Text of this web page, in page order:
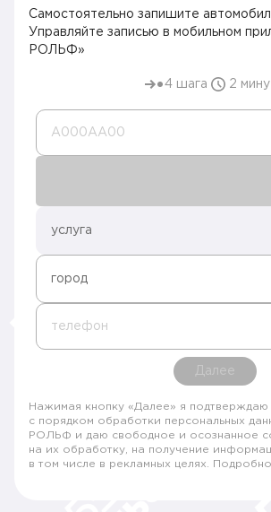
Самостоятельно запишите
Управляйте записью в мобильном
РОЛЬФ»
4 шага 2
А000AA00
услуга
город
телефон
Далее
Нажимая кнопку «Далее» я подтверждаю
с порядком обработки персональных
РОЛЬФ и даю свободное и осознанное
на их обработку, на получение
в том числе в рекламных целях. Подробно